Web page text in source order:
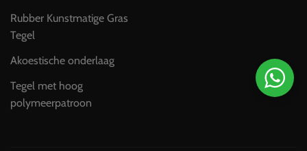
Rubber Kunstmatige Gras
Tegel
Akoestische onderlaag
Tegel met hoog
polymeerpatroon